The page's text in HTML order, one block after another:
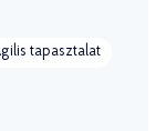
tapasztalat